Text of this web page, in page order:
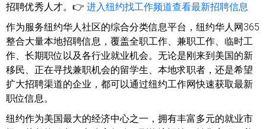
招聘优秀人才。👉 进入纽约找工作频道查看最新招聘信息
作为服务纽约华人社区的综合分类信息平台，纽约华人网365
整合大量本地招聘信息，覆盖全职工作、兼职工作、临时工
作、长期职位以及各行业就业机会。无论是刚来到美国的新
移民、正在寻找兼职机会的留学生、本地求职者，还是希望
扩大招聘渠道的企业，都可以通过纽约工作网快速获取最新
职位信息。
纽约作为美国最大的经济中心之一，拥有丰富多元的就业市